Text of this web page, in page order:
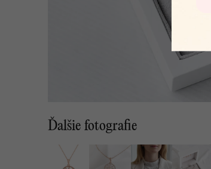
Ďalšie fotografie